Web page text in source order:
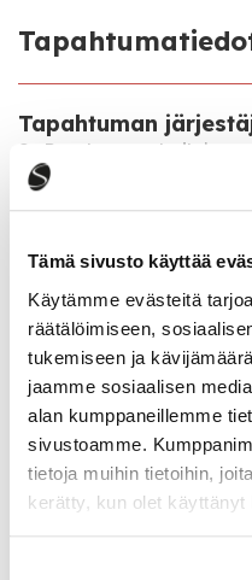
Tämä sivusto käyttää
Käytämme evästeitä
räätälöimiseen,
tukemiseen ja
jaamme sosiaalisen
alan kumppaneillemme
sivustoamme.
tietoja muihin tietoihin,
kerätty, kun olet käyttänyt
Tapahtuman
SaPu:n kuntourheilujaosto
Tapahtumapaikka
Pääsymaksu
Osanottomaksu on
myönnetään kahden
sekä alle 16- ja yli 65-
alennuksen saaminen
tulleet palkitaan
Tutustu myös